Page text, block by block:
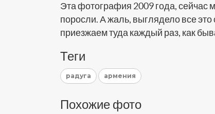
Эта фотография 2009 года, сейчас
поросли. А жаль, выглядело все
приезжаем туда каждый раз, как
Теги
радуга армения
Похожие фото